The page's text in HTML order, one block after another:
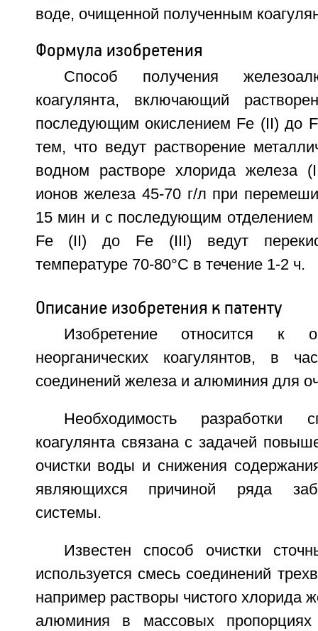
воде, очищенной полученным
Формула изобретения
Способ получения
коагулянта, включающий
последующим окислением Fe (II) до
тем, что ведут растворение
водном растворе хлорида железа
ионов железа 45-70 г/л при
15 мин и с последующим отделением
Fe (II) до Fe (III) ведут
температуре 70-80°С в течение 1-2 ч.
Описание изобретения к патенту
Изобретение относится к
неорганических коагулянтов, в
соединений железа и алюминия для
Необходимость разработки
коагулянта связана с задачей
очистки воды и снижения
являющихся причиной ряда
системы.
Известен способ очистки
используется смесь соединений
например растворы чистого хлорида
алюминия в массовых